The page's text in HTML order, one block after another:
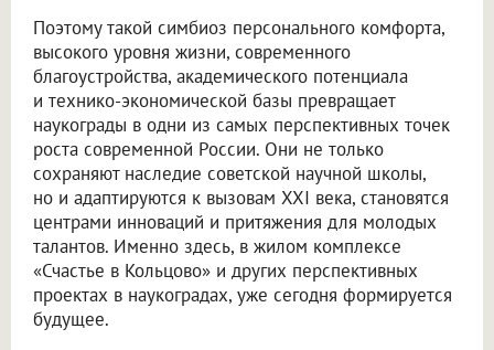
Поэтому такой симбиоз персонального комфорта,
высокого уровня жизни, современного
благоустройства, академического потенциала
и технико-экономической базы превращает
наукограды в одни из самых перспективных точек
роста современной России. Они не только
сохраняют наследие советской научной школы,
но и адаптируются к вызовам XXI века, становятся
центрами инноваций и притяжения для молодых
талантов. Именно здесь, в жилом комплексе
«Счастье в Кольцово» и других перспективных
проектах в наукоградах, уже сегодня формируется
будущее.